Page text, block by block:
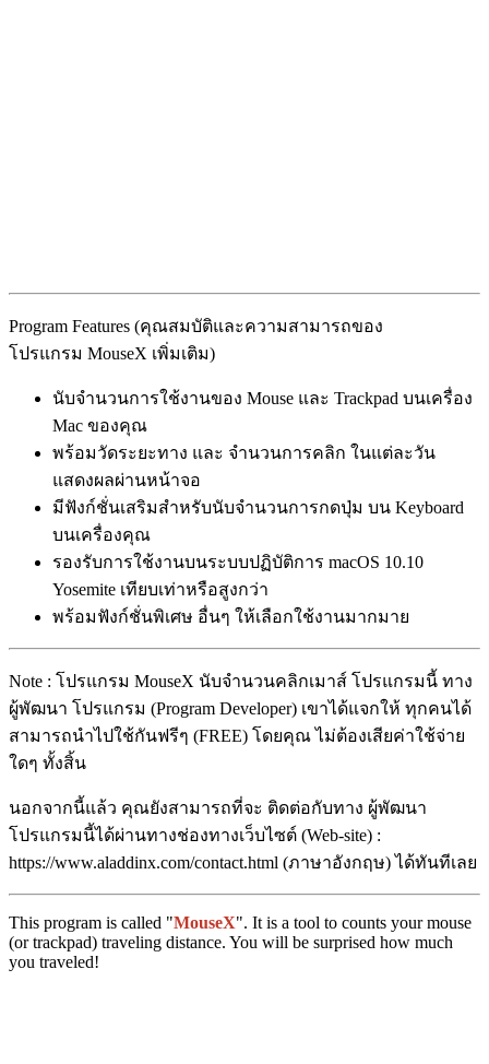
Program Features (คุณสมบัติและความสามารถของ
โปรแกรม MouseX เพิ่มเติม)
นับจำนวนการใช้งานของ Mouse และ Trackpad บนเครื่อง
Mac ของคุณ
พร้อมวัดระยะทาง และ จำนวนการคลิก ในแต่ละวัน
แสดงผลผ่านหน้าจอ
มีฟังก์ชั่นเสริมสำหรับนับจำนวนการกดปุ่ม บน Keyboard
บนเครื่องคุณ
รองรับการใช้งานบนระบบปฏิบัติการ macOS 10.10
Yosemite เทียบเท่าหรือสูงกว่า
พร้อมฟังก์ชั่นพิเศษ อื่นๆ ให้เลือกใช้งานมากมาย
Note : โปรแกรม MouseX นับจำนวนคลิกเมาส์ โปรแกรมนี้ ทาง
ผู้พัฒนา โปรแกรม (Program Developer) เขาได้แจกให้ ทุกคนได้
สามารถนำไปใช้กันฟรีๆ (FREE) โดยคุณ ไม่ต้องเสียค่าใช้จ่าย
ใดๆ ทั้งสิ้น
นอกจากนี้แล้ว คุณยังสามารถที่จะ ติดต่อกับทาง ผู้พัฒนา
โปรแกรมนี้ได้ผ่านทางช่องทางเว็บไซต์ (Web-site) :
https://www.aladdinx.com/contact.html (ภาษาอังกฤษ) ได้ทันทีเลย
This program is called "MouseX". It is a tool to counts your mouse
(or trackpad) traveling distance. You will be surprised how much
you traveled!